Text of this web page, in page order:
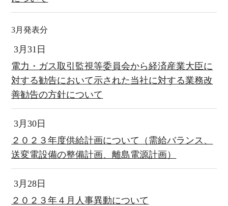
3月発表分
3月31日
電力・ガス取引監視等委員会から経済産業大臣に
対する勧告において示された当社に対する業務改
善勧告の方針について
3月30日
２０２３年度供給計画について（需給バランス、
送変電設備の整備計画、離島電源計画）
3月28日
２０２３年４月人事異動について